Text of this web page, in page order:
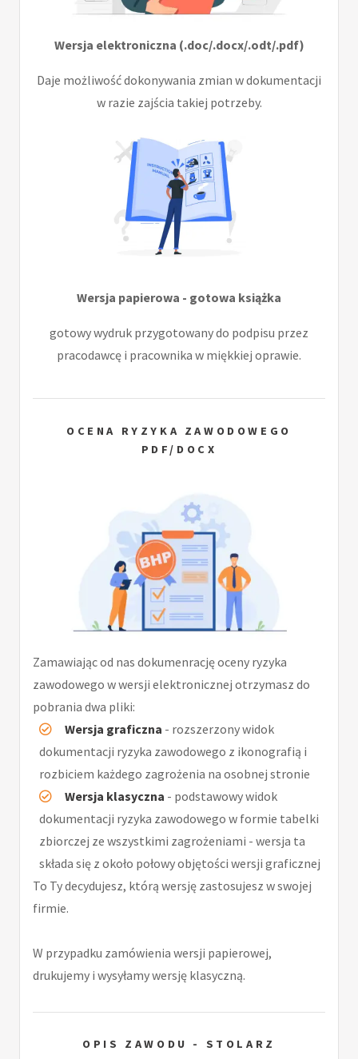
Wersja elektroniczna (.doc/.docx/.odt/.pdf)
Daje możliwość dokonywania zmian w dokumentacji
w razie zajścia takiej potrzeby.
Wersja papierowa - gotowa książka
gotowy wydruk przygotowany do podpisu przez
pracodawcę i pracownika w miękkiej oprawie.
OCENA RYZYKA ZAWODOWEGO
PDF/DOCX
Zamawiając od nas dokumenrację oceny ryzyka
zawodowego w wersji elektronicznej otrzymasz do
pobrania dwa pliki:
Wersja graficzna - rozszerzony widok
dokumentacji ryzyka zawodowego z ikonografią i
rozbiciem każdego zagrożenia na osobnej stronie
Wersja klasyczna - podstawowy widok
dokumentacji ryzyka zawodowego w formie tabelki
zbiorczej ze wszystkimi zagrożeniami - wersja ta
składa się z około połowy objętości wersji graficznej
To Ty decydujesz, którą wersję zastosujesz w swojej
firmie.
W przypadku zamówienia wersji papierowej,
drukujemy i wysyłamy wersję klasyczną.
OPIS ZAWODU - STOLARZ